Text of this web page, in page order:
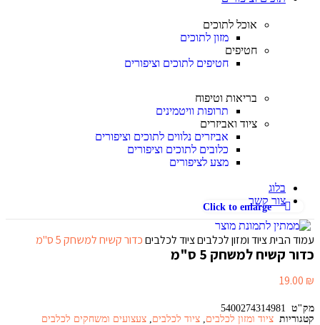
אוכל לתוכים
מזון לתוכים
חטיפים
חטיפים לתוכים וציפורים
בריאות וטיפוח
תרופות וויטמינים
ציוד ואביזרים
אביזרים נלווים לתוכים וציפורים
כלובים לתוכים וציפורים
מצע לציפורים
בלוג
צור קשר
Click to enlarge
עמוד הביתציוד ומזון לכלביםציוד לכלביםכדור קשיח למשחק 5 ס"מ
כדור קשיח למשחק 5 ס"מ
19.00 ₪
מק"ט
5400274314981
קטגוריות ציוד ומזון לכלבים ציוד לכלבים צעצועים ומשחקים לכלבים